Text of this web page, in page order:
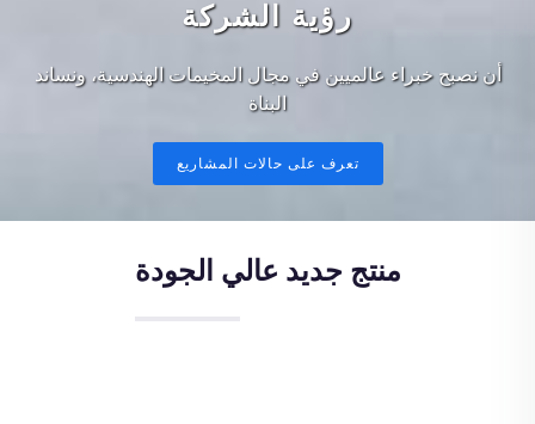
رؤية الشركة
أن نصبح خبراء عالميين في مجال المخيمات الهندسية، ونساند
البناة
تعرف على حالات المشاريع
منتج جديد عالي الجودة